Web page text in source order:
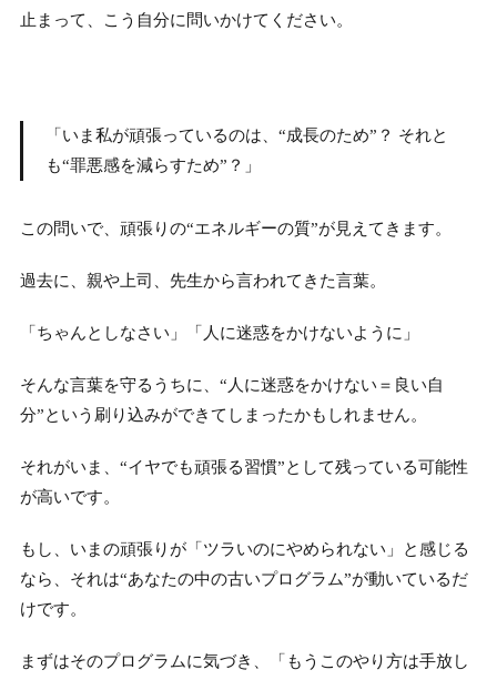
止まって、こう自分に問いかけてください。
「いま私が頑張っているのは、“成長のため”？ それと
も“罪悪感を減らすため”？」
この問いで、頑張りの“エネルギーの質”が見えてきます。
過去に、親や上司、先生から言われてきた言葉。
「ちゃんとしなさい」「人に迷惑をかけないように」
そんな言葉を守るうちに、“人に迷惑をかけない＝良い自
分”という刷り込みができてしまったかもしれません。
それがいま、“イヤでも頑張る習慣”として残っている可能性
が高いです。
もし、いまの頑張りが「ツラいのにやめられない」と感じる
なら、それは“あなたの中の古いプログラム”が動いているだ
けです。
まずはそのプログラムに気づき、「もうこのやり方は手放し